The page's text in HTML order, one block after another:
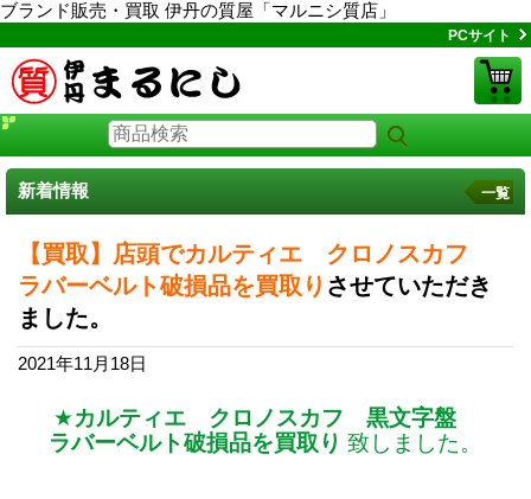
ブランド販売・買取 伊丹の質屋「マルニシ質店」
PCサイト
新着情報 一覧
【買取】店頭でカルティエ クロノスカフ
ラバーベルト破損品を買取り させていただき
ました。
2021年11月18日
★カルティエ クロノスカフ 黒文字盤
ラバーベルト破損品を買取り 致しました。